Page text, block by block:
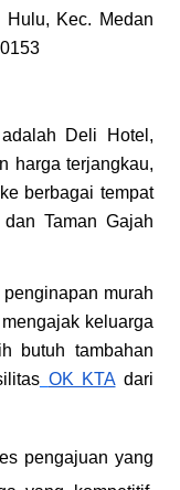
Kec. Medan
Deli Hotel,
harga terjangkau,
berbagai tempat
Taman Gajah
murah
keluarga
butuh tambahan
OK KTAdari
pengajuan yang